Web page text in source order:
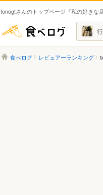
tonogtさんのトップページ『私の好きな店
食べログ
食べログ レビュアーランキング